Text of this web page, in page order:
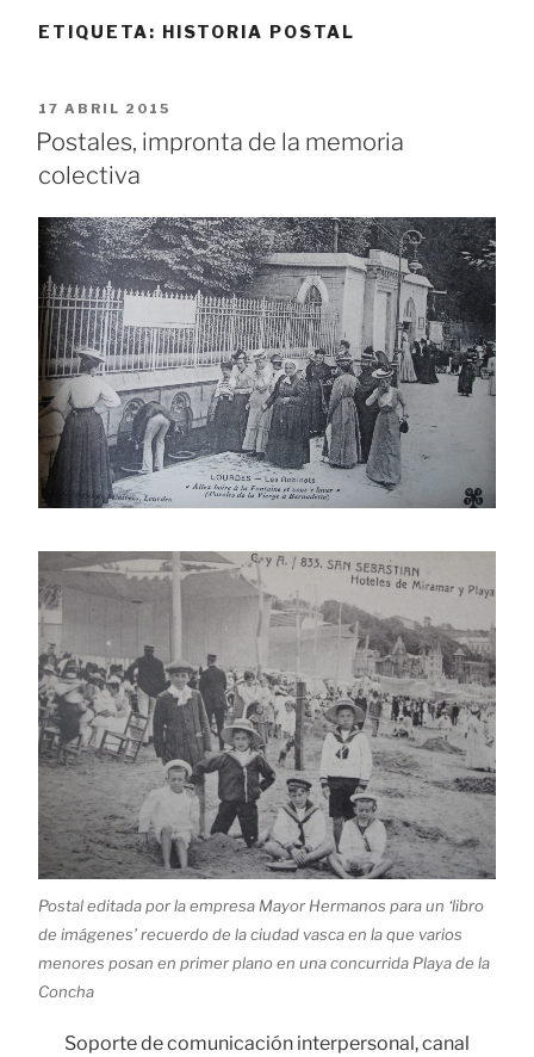
ETIQUETA: HISTORIA POSTAL
PUBLICADO
EL
17 ABRIL 2015
Postales, impronta de la memoria
colectiva
Postal editada por la empresa Mayor Hermanos para un ‘libro
de imágenes’ recuerdo de la ciudad vasca en la que varios
menores posan en primer plano en una concurrida Playa de la
Concha
Soporte de comunicación interpersonal, canal